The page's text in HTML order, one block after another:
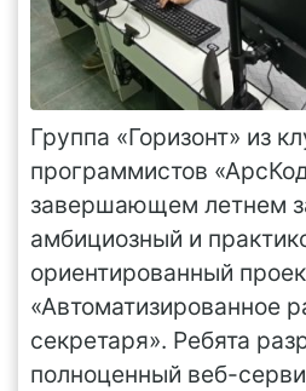
Группа «Горизонт» из
программистов
завершающем летнем
амбициозный и
ориентированный
«Автоматизированное
секретаря». Ребята
полноценный веб-